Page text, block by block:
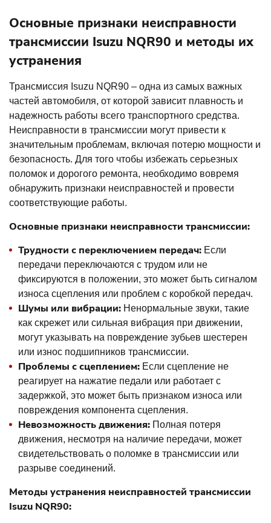
Основные признаки неисправности
трансмиссии Isuzu NQR90 и методы их
устранения
Трансмиссия Isuzu NQR90 – одна из самых важных
частей автомобиля, от которой зависит плавность и
надежность работы всего транспортного средства.
Неисправности в трансмиссии могут привести к
значительным проблемам, включая потерю мощности и
безопасность. Для того чтобы избежать серьезных
поломок и дорогого ремонта, необходимо вовремя
обнаружить признаки неисправностей и провести
соответствующие работы.
Основные признаки неисправности трансмиссии:
Трудности с переключением передач: Если
передачи переключаются с трудом или не
фиксируются в положении, это может быть сигналом
износа сцепления или проблем с коробкой передач.
Шумы или вибрации: Ненормальные звуки, такие
как скрежет или сильная вибрация при движении,
могут указывать на повреждение зубьев шестерен
или износ подшипников трансмиссии.
Проблемы с сцеплением: Если сцепление не
реагирует на нажатие педали или работает с
задержкой, это может быть признаком износа или
повреждения компонента сцепления.
Невозможность движения: Полная потеря
движения, несмотря на наличие передачи, может
свидетельствовать о поломке в трансмиссии или
разрыве соединений.
Методы устранения неисправностей трансмиссии
Isuzu NQR90: